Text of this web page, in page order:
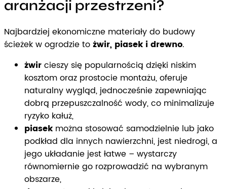
aranżacji przestrzeni?
Najbardziej ekonomiczne materiały do budowy
ścieżek w ogrodzie tożwir, piasek i drewno.
żwircieszy się popularnością dzięki niskim
kosztom oraz prostocie montażu, oferuje
naturalny wygląd, jednocześnie zapewniając
dobrą przepuszczalność wody, co minimalizuje
ryzyko kałuż,
piasek można stosować samodzielnie lub jako
podkład dla innych nawierzchni, jest niedrogi, a
jego układanie jest łatwe – wystarczy
równomiernie go rozprowadzić na wybranym
obszarze,